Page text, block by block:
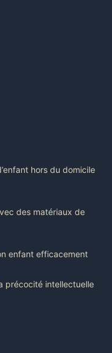
hors du domicile
des matériaux de
enfant efficacement
précocité intellectuelle